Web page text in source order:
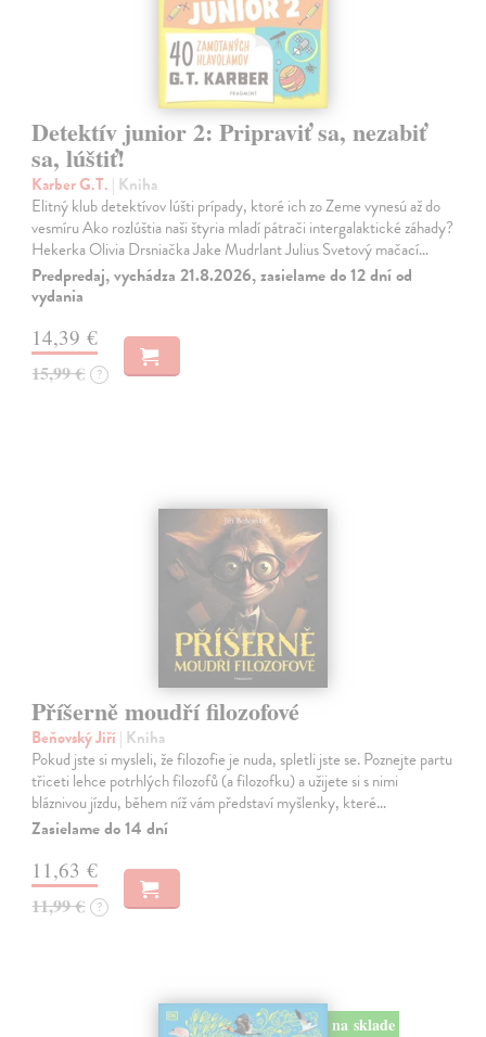
Detektív junior 2: Pripraviť sa, nezabiť
sa, lúštiť!
Karber G.T. | Kniha
Elitný klub detektívov lúšti prípady, ktoré ich zo Zeme vynesú až do
vesmíru Ako rozlúštia naši štyria mladí pátrači intergalaktické záhady?
Hekerka Olivia Drsniačka Jake Mudrlant Julius Svetový mačací…
Predpredaj, vychádza 21.8.2026, zasielame do 12 dní od
vydania
14,39 €
15,99 € ?
Příšerně moudří filozofové
Beňovský Jiří | Kniha
Pokud jste si mysleli, že filozofie je nuda, spletli jste se. Poznejte partu
třiceti lehce potrhlých filozofů (a filozofku) a užijete si s nimi
bláznivou jízdu, během níž vám představí myšlenky, které…
Zasielame do 14 dní
11,63 €
11,99 € ?
na sklade